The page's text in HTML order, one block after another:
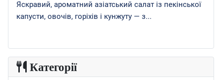
Яскравий, ароматний азіатський салат із пекінської
капусти, овочів, горіхів і кунжуту — з...
Категорії